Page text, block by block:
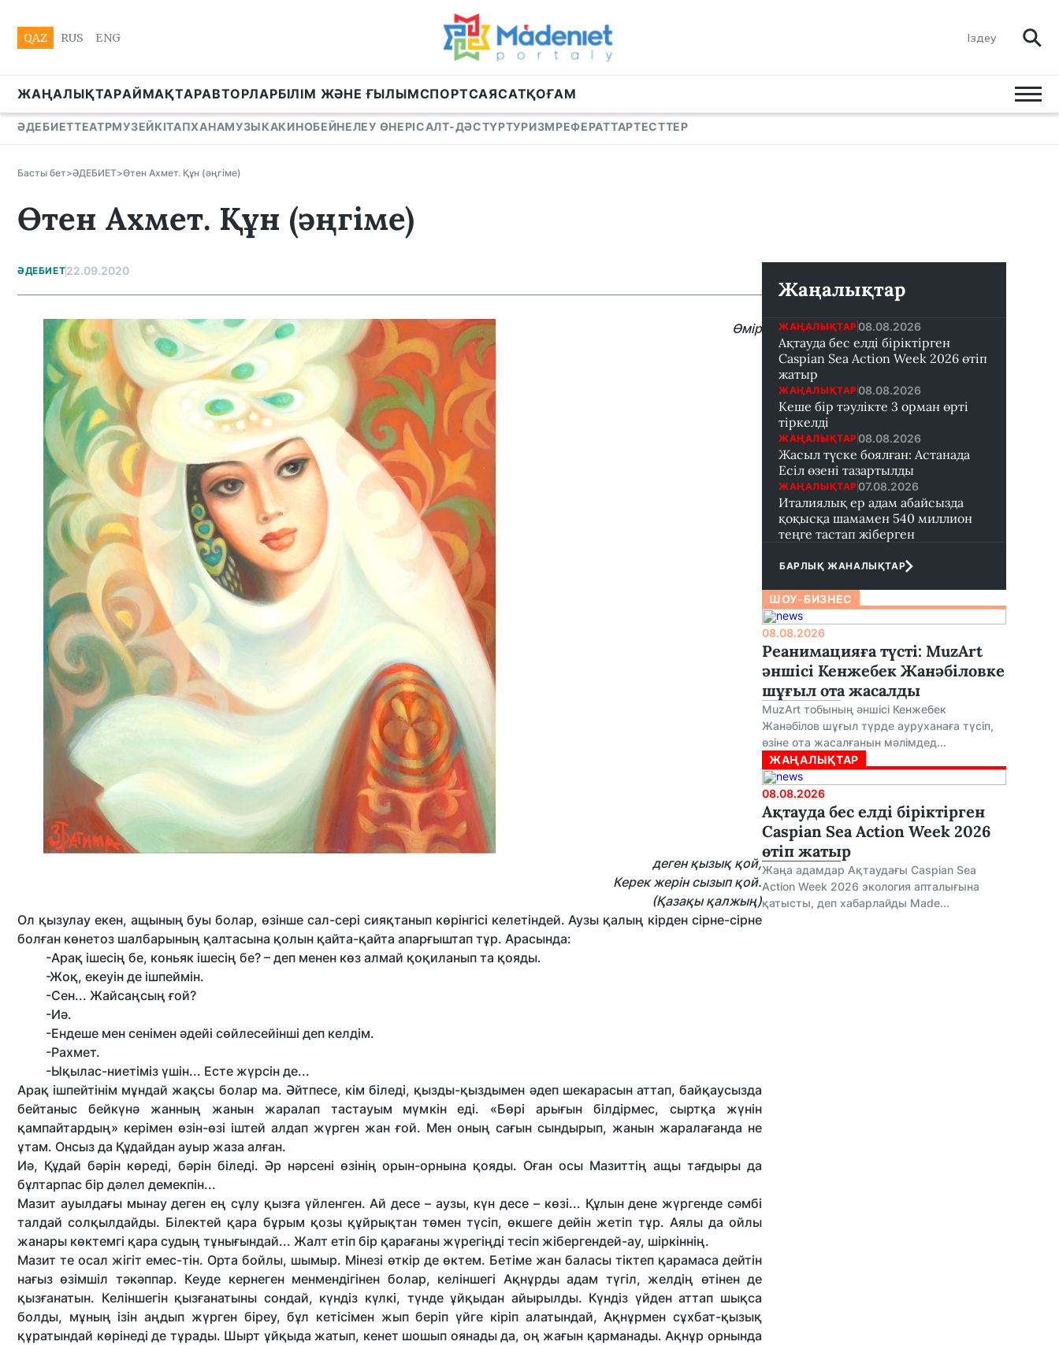
QAZ RUS ENG
ЖАҢАЛЫҚТАРАЙМАҚТАРАВТОРЛАРБІЛІМ ЖӘНЕ ҒЫЛЫМСПОРТСАЯСАТҚОҒАМ
ӘДЕБИЕТТЕАТРМУЗЕЙКІТАПХАНАМУЗЫКАКИНОБЕЙНЕЛЕУ ӨНЕРІСАЛТ-ДӘСТҮРТУРИЗМРЕФЕРАТТАРТЕСТТЕР
Басты бет>ӘДЕБИЕТ>Өтен Ахмет. Құн (әңгіме)
Өтен Ахмет. Құн (әңгіме)
ӘДЕБИЕТ22.09.2020
Өмір
деген қызық қой,
Керек жерін сызып қой.
(Қазақы қалжың)
Ол қызулау екен, ащының буы болар, өзінше сал-сері сияқтанып көрінгісі келетіндей. Аузы қалың кірден сірне-сірне
болған көнетоз шалбарының қалтасына қолын қайта-қайта апарғыштап тұр. Арасында:
-Арақ ішесің бе, коньяк ішесің бе? – деп менен көз алмай қоқиланып та қояды.
-Жоқ, екеуін де ішпеймін.
-Сен... Жайсаңсың ғой?
-Иә.
-Ендеше мен сенімен әдейі сөйлесейінші деп келдім.
-Рахмет.
-Ықылас-ниетіміз үшін... Есте жүрсін де...
Арақ ішпейтінім мұндай жақсы болар ма. Әйтпесе, кім біледі, қызды-қыздымен әдеп шекарасын аттап, байқаусызда
бейтаныс бейкүнә жанның жанын жаралап тастауым мүмкін еді. «Бөрі арығын білдірмес, сыртқа жүнін
қампайтардың» керімен өзін-өзі іштей алдап жүрген жан ғой. Мен оның сағын сындырып, жанын жаралағанда не
ұтам. Онсыз да Құдайдан ауыр жаза алған.
Иә, Құдай бәрін көреді, бәрін біледі. Әр нәрсені өзінің орын-орнына қояды. Оған осы Мазиттің ащы тағдыры да
бұлтарпас бір дәлел демекпін...
Мазит ауылдағы мынау деген ең сұлу қызға үйленген. Ай десе – аузы, күн десе – көзі... Құлын дене жүргенде сәмбі
талдай солқылдайды. Білектей қара бұрым қозы құйрықтан төмен түсіп, өкшеге дейін жетіп тұр. Аялы да ойлы
жанары көктемгі қара судың тұнығындай... Жалт етіп бір қарағаны жүрегіңді тесіп жібергендей-ау, шіркіннің.
Мазит те осал жігіт емес-тін. Орта бойлы, шымыр. Мінезі өткір де өктем. Бетіме жан баласы тіктеп қарамаса дейтін
нағыз өзімшіл тәкәппар. Кеуде кернеген менмендігінен болар, келіншегі Ақнұрды адам түгіл, желдің өтінен де
қызғанатын. Келіншегін қызғанатыны сондай, күндіз күлкі, түнде ұйқыдан айырылды. Күндіз үйден аттап шықса
болды, мұның ізін аңдып жүрген біреу, бұл кетісімен жып беріп үйге кіріп алатындай, Ақнұрмен сұхбат-қызық
құратындай көрінеді де тұрады. Шырт ұйқыда жатып, кенет шошып оянады да, оң жағын қарманады. Ақнұр орнында
Жаңалықтар
ЖАҢАЛЫҚТАР 08.08.2026
Ақтауда бес елді біріктірген
Caspian Sea Action Week 2026 өтіп
жатыр
ЖАҢАЛЫҚТАР 08.08.2026
Кеше бір тәулікте 3 орман өрті
тіркелді
ЖАҢАЛЫҚТАР 08.08.2026
Жасыл түске боялған: Астанада
Есіл өзені тазартылды
ЖАҢАЛЫҚТАР 07.08.2026
Италиялық ер адам абайсызда
қоқысқа шамамен 540 миллион
теңге тастап жіберген
БАРЛЫҚ ЖАНАЛЫҚТАР
ШОУ-БИЗНЕС
08.08.2026
Реанимацияға түсті: MuzArt
әншісі Кенжебек Жанәбіловке
шұғыл ота жасалды
MuzArt тобының әншісі Кенжебек
Жанәбілов шұғыл түрде ауруханаға түсіп,
өзіне ота жасалғанын мәлімдед...
ЖАҢАЛЫҚТАР
08.08.2026
Ақтауда бес елді біріктірген
Caspian Sea Action Week 2026
өтіп жатыр
Жаңа адамдар Ақтаудағы Caspian Sea
Action Week 2026 экология апталығына
қатысты, деп хабарлайды Made...